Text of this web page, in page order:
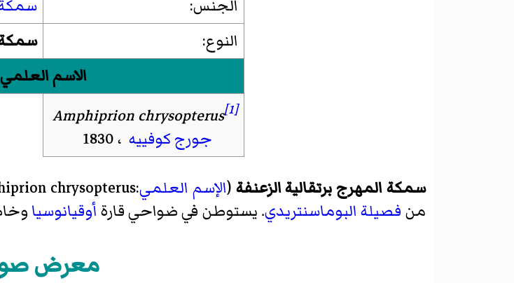
الجنس:
النوع:
سمكة
الاسم العلمي
Amphiprion chrysopterus[1]
جورج كوفييه ، 1830
سمكة المهرج برتقالية الزعنفة (الإسم العلمي:Amphiprion chrysopterus)، هو
من فصيلة البوماسنتريدي. يستوطن في ضواحي قارة أوقيانوسيا
معرض